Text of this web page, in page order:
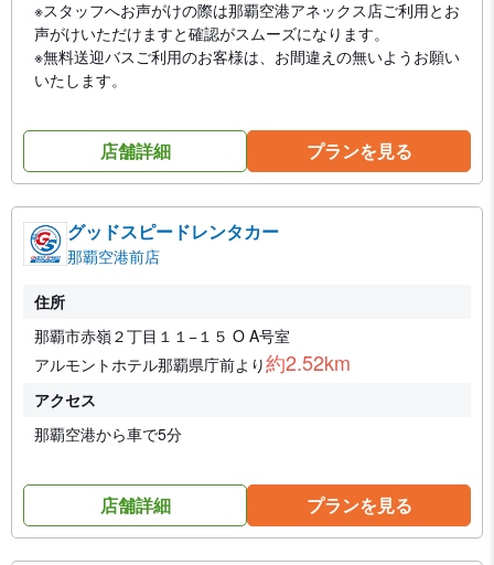
※スタッフへお声がけの際は那覇空港アネックス店ご利用とお
声がけいただけますと確認がスムーズになります。
※無料送迎バスご利用のお客様は、お間違えの無いようお願い
いたします。
店舗詳細 プランを見る
グッドスピードレンタカー
那覇空港前店
住所
那覇市赤嶺２丁目１１−１５ O A号室
アルモントホテル那覇県庁前より約2.52km
アクセス
那覇空港から車で5分
店舗詳細 プランを見る